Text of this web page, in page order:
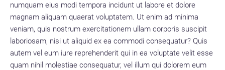
numquam eius modi tempora incidunt ut labore et dolore
magnam aliquam quaerat voluptatem. Ut enim ad minima
veniam, quis nostrum exercitationem ullam corporis suscipit
laboriosam, nisi ut aliquid ex ea commodi consequatur? Quis
autem vel eum iure reprehenderit qui in ea voluptate velit esse
quam nihil molestiae consequatur, vel illum qui dolorem eum